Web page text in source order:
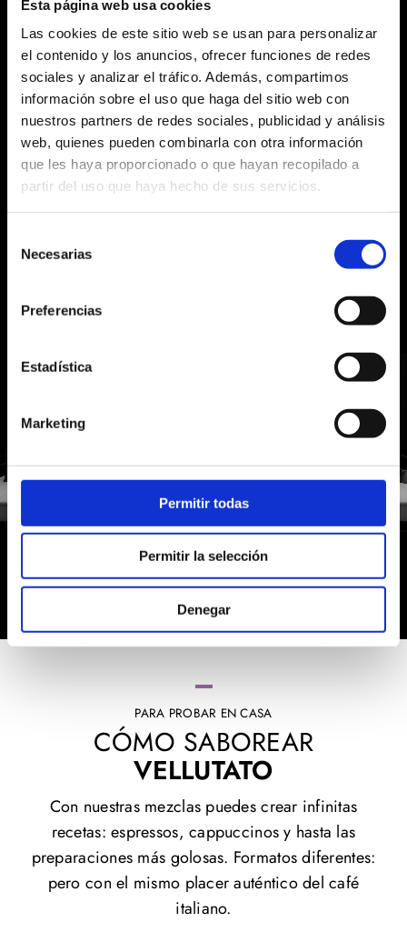
Esta página web usa cookies
Las cookies de este sitio web se usan para personalizar
el contenido y los anuncios, ofrecer funciones de redes
sociales y analizar el tráfico. Además, compartimos
información sobre el uso que haga del sitio web con
nuestros partners de redes sociales, publicidad y análisis
web, quienes pueden combinarla con otra información
que les haya proporcionado o que hayan recopilado a
partir del uso que haya hecho de sus servicios.
Necesarias
Preferencias
Estadística
Marketing
Permitir todas
Permitir la selección
Denegar
VELLUTATO CÁPSULAS
Dulce y armonioso
UNA SINFONÍA DESABOR
Vellutato está pensado para tus instantes de
convertir una pausa sin más en única.
PARA PROBAR EN CASA
CÓMO SABOREAR
VELLUTATO
Con nuestras mezclas puedes crear infinitas
recetas: espressos, cappuccinos y hasta las
preparaciones más golosas. Formatos diferentes:
pero con el mismo placer auténtico del café
italiano.
CAFFÉ PELLINI
for:
CAFFÉ PELLINI
for: